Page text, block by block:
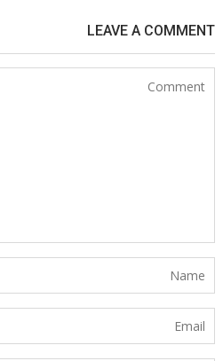
LEAVE A COMMENT